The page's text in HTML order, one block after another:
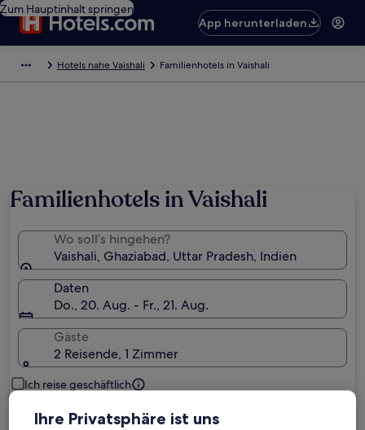
Zum Hauptinhalt springen
App herunterladen
Hotels nahe Vaishali Familienhotels in Vaishali
Familienhotels in Vaishali
Wo soll’s hingehen?
Vaishali, Ghaziabad, Uttar Pradesh, Indien
Daten
Do., 20. Aug. - Fr., 21. Aug.
Gäste
2 Reisende, 1 Zimmer
Ich reise geschäftlich
Suchen
Ihre Privatsphäre ist uns